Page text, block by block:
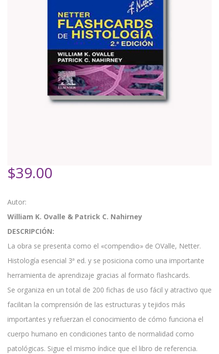
$39.00
Autor:
William K. Ovalle & Patrick C. Nahirney
DESCRIPCIÓN:
La obra se presenta como el «compendio» de OValle, Netter.
Histología esencial 3ª ed. y se posiciona como una importante
herramienta de aprendizaje gracias al formato flashcards.
Se organiza en un total de 200 fichas de uso fácil y atractivo que
facilitan la comprensión de las estructuras y tejidos más
importantes y refuerzan el conocimiento de cómo funciona el
cuerpo humano en condiciones tanto de normalidad como
patológicas. Sigue el mismo índice que el libro de referencia.